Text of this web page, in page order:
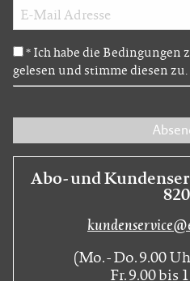
* Ich habe die
gelesen und stimme diesen zu.
Abo- und
(Mo. - Do. 9.00
Fr. 9.00 bis